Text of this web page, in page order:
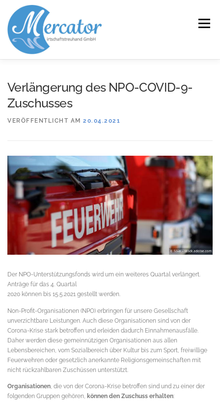
Inhalt
springen
Menü
SERVICE KANZLEI
Verlängerung des NPO-COVID-9-
Zuschusses
VERÖFFENTLICHT AM 20.04.2021
Der NPO-Unterstützungsfonds wird um ein weiteres Quartal verlängert.
Anträge für das 4. Quartal
2020 können bis 15.5.2021 gestellt werden.
Non-Profit-Organisationen (NPO) erbringen für unsere Gesellschaft
unverzichtbare Leistungen. Auch diese Organisationen sind von der
Corona-Krise stark betroffen und erleiden dadurch Einnahmenausfälle.
Daher werden diese gemeinnützigen Organisationen aus allen
Lebensbereichen, vom Sozialbereich über Kultur bis zum Sport, freiwillige
Feuerwehren oder gesetzlich anerkannte Religionsgemeinschaften mit
nicht rückzahlbaren Zuschüssen unterstützt.
Organisationen , die von der Corona-Krise betroffen sind und zu einer der
folgenden Gruppen gehören, können den Zuschuss erhalten: